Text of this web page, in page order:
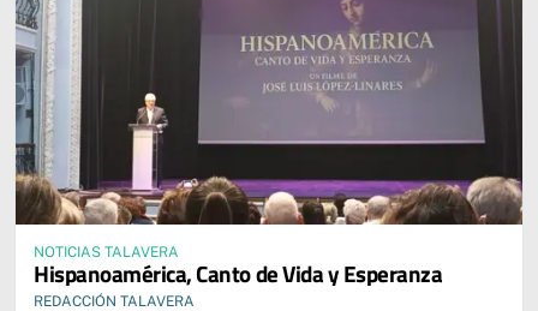
NOTICIAS TALAVERA
Hispanoamérica, Canto de Vida y Esperanza
REDACCIÓN TALAVERA